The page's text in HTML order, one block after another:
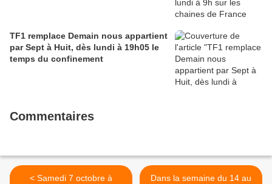
TF1 remplace Demain nous appartient
par Sept à Huit, dès lundi à 19h05 le
temps du confinement
Commentaires
< Samedi 7 octobre à
Dans la semaine du 14 au